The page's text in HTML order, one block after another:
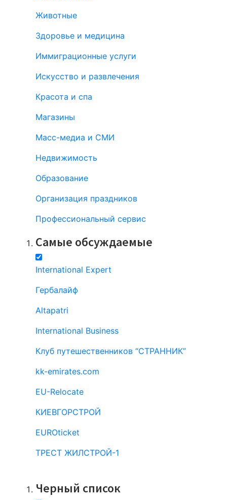
Животные
Здоровье и медицина
Иммиграционные услуги
Искусство и развлечения
Красота и спа
Магазины
Масс-медиа и СМИ
Недвижимость
Образование
Организация праздников
Профессиональный сервис
Самые обсуждаемые
International Expert
Гербалайф
Altapatri
International Business
Клуб путешественников “СТРАННИК”
kk-emirates.com
EU-Relocate
КИЕВГОРСТРОЙ
EUROticket
ТРЕСТ ЖИЛСТРОЙ-1
Черный список